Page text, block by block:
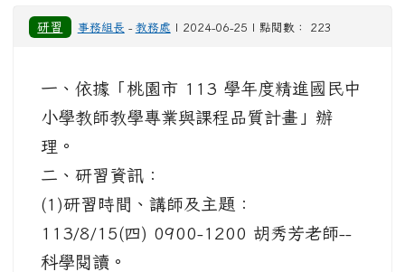
研習 事務組長 - 教務處 | 2024-06-25 | 點閱數： 223
一、依據「桃園市 113 學年度精進國民中
小學教師教學專業與課程品質計畫」辦
理。
二、研習資訊：
(1)研習時間、講師及主題：
113/8/15(四) 0900-1200 胡秀芳老師--
科學閱讀。